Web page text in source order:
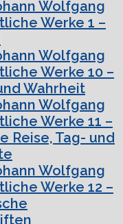
Wolfgang
Werke 1 –
Wolfgang
Werke 10 –
Wahrheit
Wolfgang
Werke 11 –
Reise, Tag- und
Wolfgang
Werke 12 –